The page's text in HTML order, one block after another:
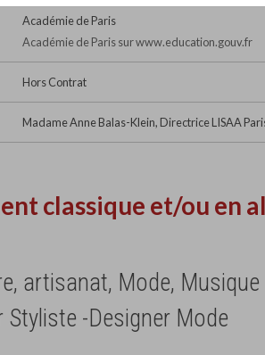
Académie de Paris
Académie de Paris sur www.education.gouv.fr
Hors Contrat
Madame Anne Balas-Klein, Directrice LISAA
classique et/ou en
artisanat, Mode, Musique
Styliste -Designer Mode